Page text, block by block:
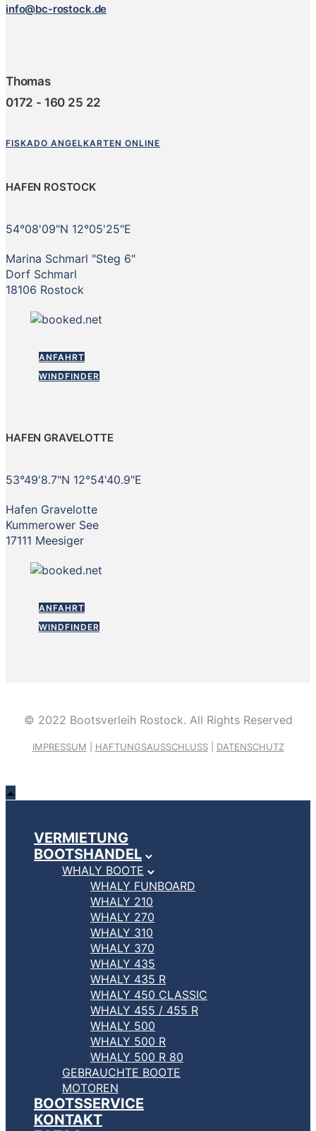
info@bc-rostock.de
Thomas
0172 - 160 25 22
FISKADO ANGELKARTEN ONLINE
HAFEN ROSTOCK
54°08'09"N 12°05'25"E
Marina Schmarl "Steg 6"
Dorf Schmarl
18106 Rostock
ANFAHRT
WINDFINDER
HAFEN GRAVELOTTE
53°49'8.7"N 12°54'40.9"E
Hafen Gravelotte
Kummerower See
17111 Meesiger
ANFAHRT
WINDFINDER
© 2022 Bootsverleih Rostock. All Rights Reserved
IMPRESSUM HAFTUNGSAUSSCHLUSS| DATENSCHUTZ
VERMIETUNG
BOOTSHANDEL
WHALY BOOTE
WHALY FUNBOARD
WHALY 210
WHALY 270
WHALY 310
WHALY 370
WHALY 435
WHALY 435 R
WHALY 450 CLASSIC
WHALY 455 / 455 R
WHALY 500
WHALY 500 R
WHALY 500 R 80
GEBRAUCHTE BOOTE
MOTOREN
BOOTSSERVICE
KONTAKT